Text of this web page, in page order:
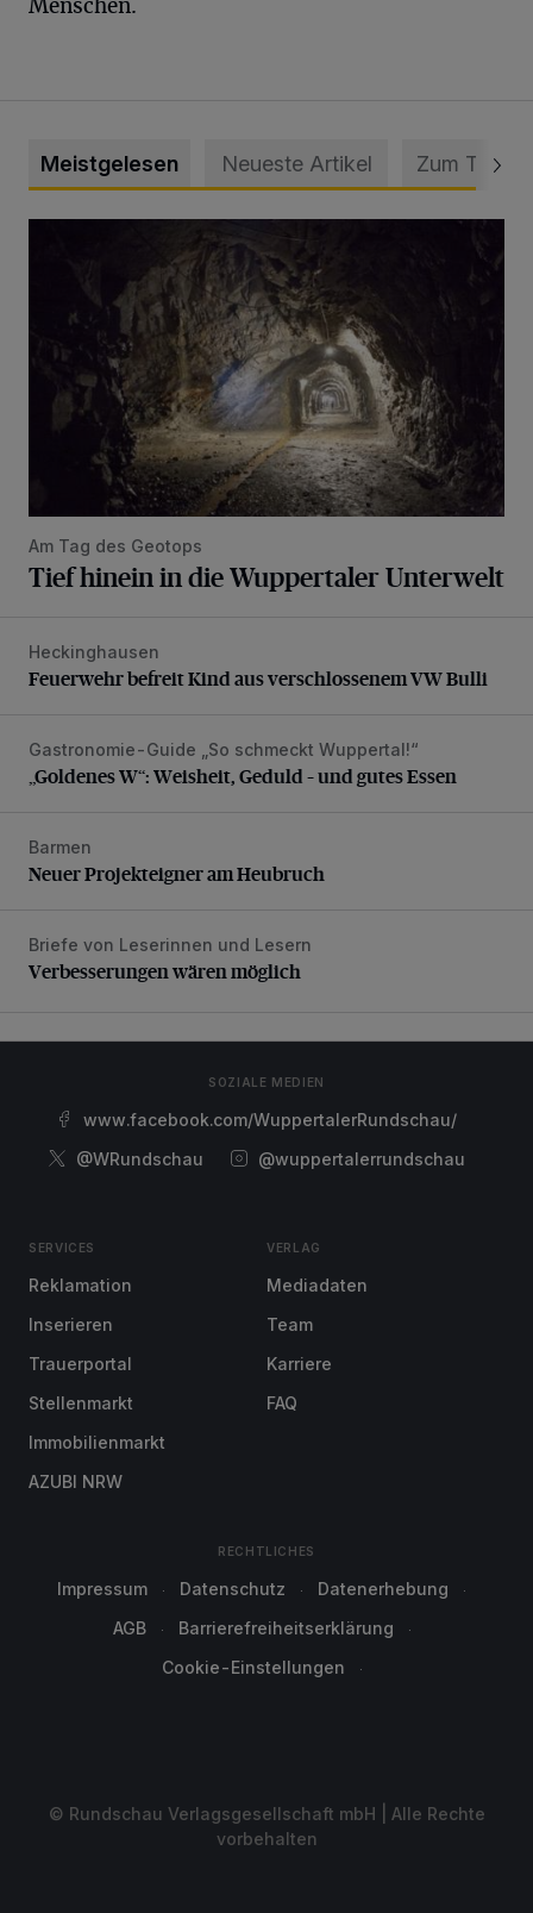
Menschen.
Meistgelesen Neueste Artikel Zum Thema
Am Tag des Geotops
Tief hinein in die Wuppertaler Unterwelt
Feuerwehr befreit Kind aus verschlossenem VW Bulli
Heckinghausen
Feuerwehr befreit Kind aus verschlossenem VW Bulli
„Goldenes W“: Weisheit, Geduld – und gutes Essen
Gastronomie-Guide „So schmeckt Wuppertal!“
„Goldenes W“: Weisheit, Geduld – und gutes Essen
Neuer Projekteigner am Heubruch
Barmen
Neuer Projekteigner am Heubruch
Verbesserungen wären möglich
Briefe von Leserinnen und Lesern
Verbesserungen wären möglich
SOZIALE MEDIEN
www.facebook.com/WuppertalerRundschau/
@WRundschau
@wuppertalerrundschau
SERVICES
Reklamation
Inserieren
Trauerportal
Stellenmarkt
Immobilienmarkt
AZUBI NRW
VERLAG
Mediadaten
Team
Karriere
FAQ
RECHTLICHES
Impressum Datenschutz
Datenerhebung
AGB
Barrierefreiheitserklärung
Cookie-Einstellungen
© Rundschau Verlagsgesellschaft mbH | Alle Rechte
vorbehalten